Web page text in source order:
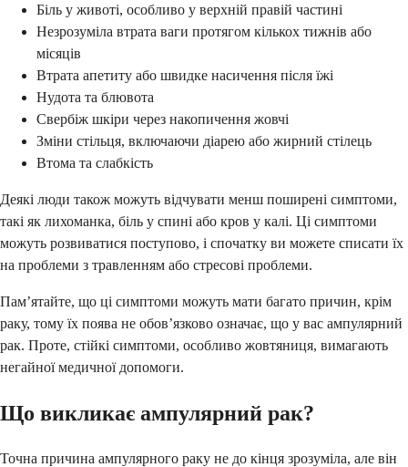
Біль у животі, особливо у верхній правій частині
Незрозуміла втрата ваги протягом кількох тижнів або
місяців
Втрата апетиту або швидке насичення після їжі
Нудота та блювота
Свербіж шкіри через накопичення жовчі
Зміни стільця, включаючи діарею або жирний стілець
Втома та слабкість
Деякі люди також можуть відчувати менш поширені симптоми,
такі як лихоманка, біль у спині або кров у калі. Ці симптоми
можуть розвиватися поступово, і спочатку ви можете списати їх
на проблеми з травленням або стресові проблеми.
Пам’ятайте, що ці симптоми можуть мати багато причин, крім
раку, тому їх поява не обов’язково означає, що у вас ампулярний
рак. Проте, стійкі симптоми, особливо жовтяниця, вимагають
негайної медичної допомоги.
Що викликає ампулярний рак?
Точна причина ампулярного раку не до кінця зрозуміла, але він